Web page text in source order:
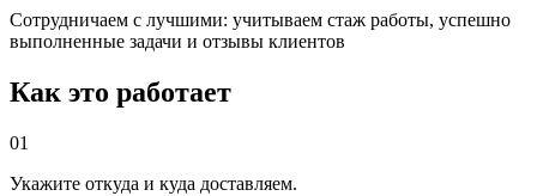
Сотрудничаем с лучшими: учитываем стаж работы, успешно
выполненные задачи и отзывы клиентов
Как это работает
01
Укажите откуда и куда доставляем.